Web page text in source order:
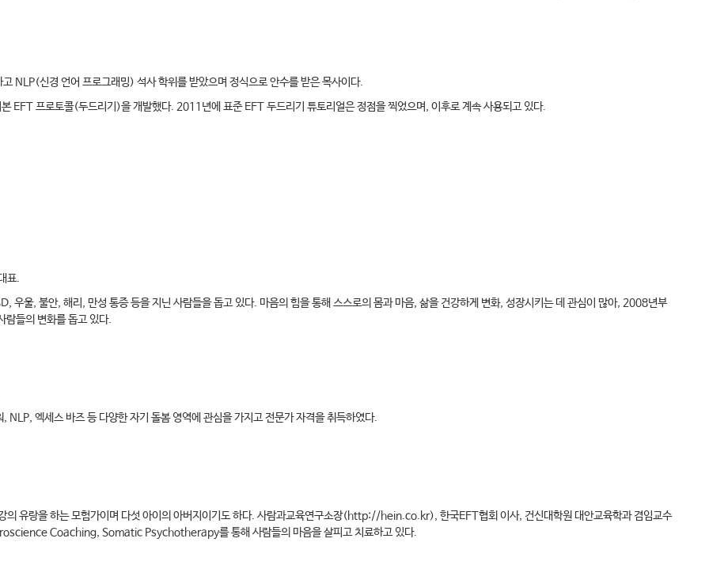
NLP(신경 언어 프로그래밍) 석사 학위를 받았으며 정식으로 안수를 받은 목사이다.
EFT 프로토콜(두드리기)을 개발했다. 2011년에 표준 EFT 두드리기 튜토리얼은 정점을 찍었으며, 이후로 계속 사용되고 있다.
표.
우울, 불안, 해리, 만성 통증 등을 지닌 사람들을 돕고 있다. 마음의 힘을 통해 스스로의 몸과 마음, 삶을 건강하게 변화, 성장시키는 데 관심이 많아, 2008년부
람들의 변화를 돕고 있다.
엑세스 바즈 등 다양한 자기 돌봄 영역에 관심을 가지고 전문가 자격을 취득하였다.
의 유랑을 하는 모험가이며 다섯 아이의 아버지이기도 하다. 사람과교육연구소장(http://hein.co.kr), 한국EFT협회 이사, 건신대학원 대안교육학과 겸임교수
Coaching, Somatic Psychotherapy를 통해 사람들의 마음을 살피고 치료하고 있다.